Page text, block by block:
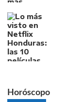
Horóscopo